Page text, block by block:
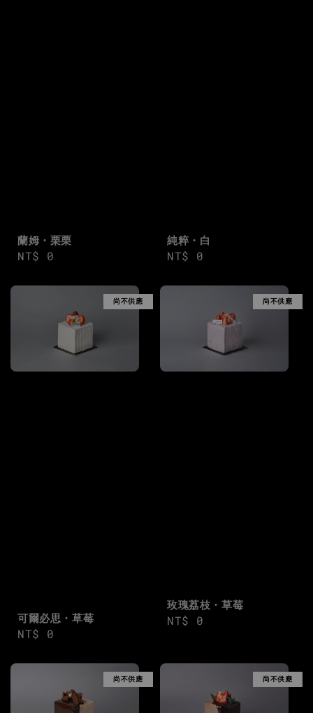
蘭姆・栗栗
Regular
NT$ 0
純粹・白
Regular
NT$ 0
尚不供應
可爾必思・草莓
Regular
NT$ 0
尚不供應
玫瑰荔枝・草莓
Regular
NT$ 0
尚不供應 尚不供應